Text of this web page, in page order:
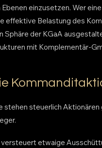
einzusetzen. Wer
effektive Belastung des
der KGaA
mit Komplementär-
stehen steuerlich
etwaige